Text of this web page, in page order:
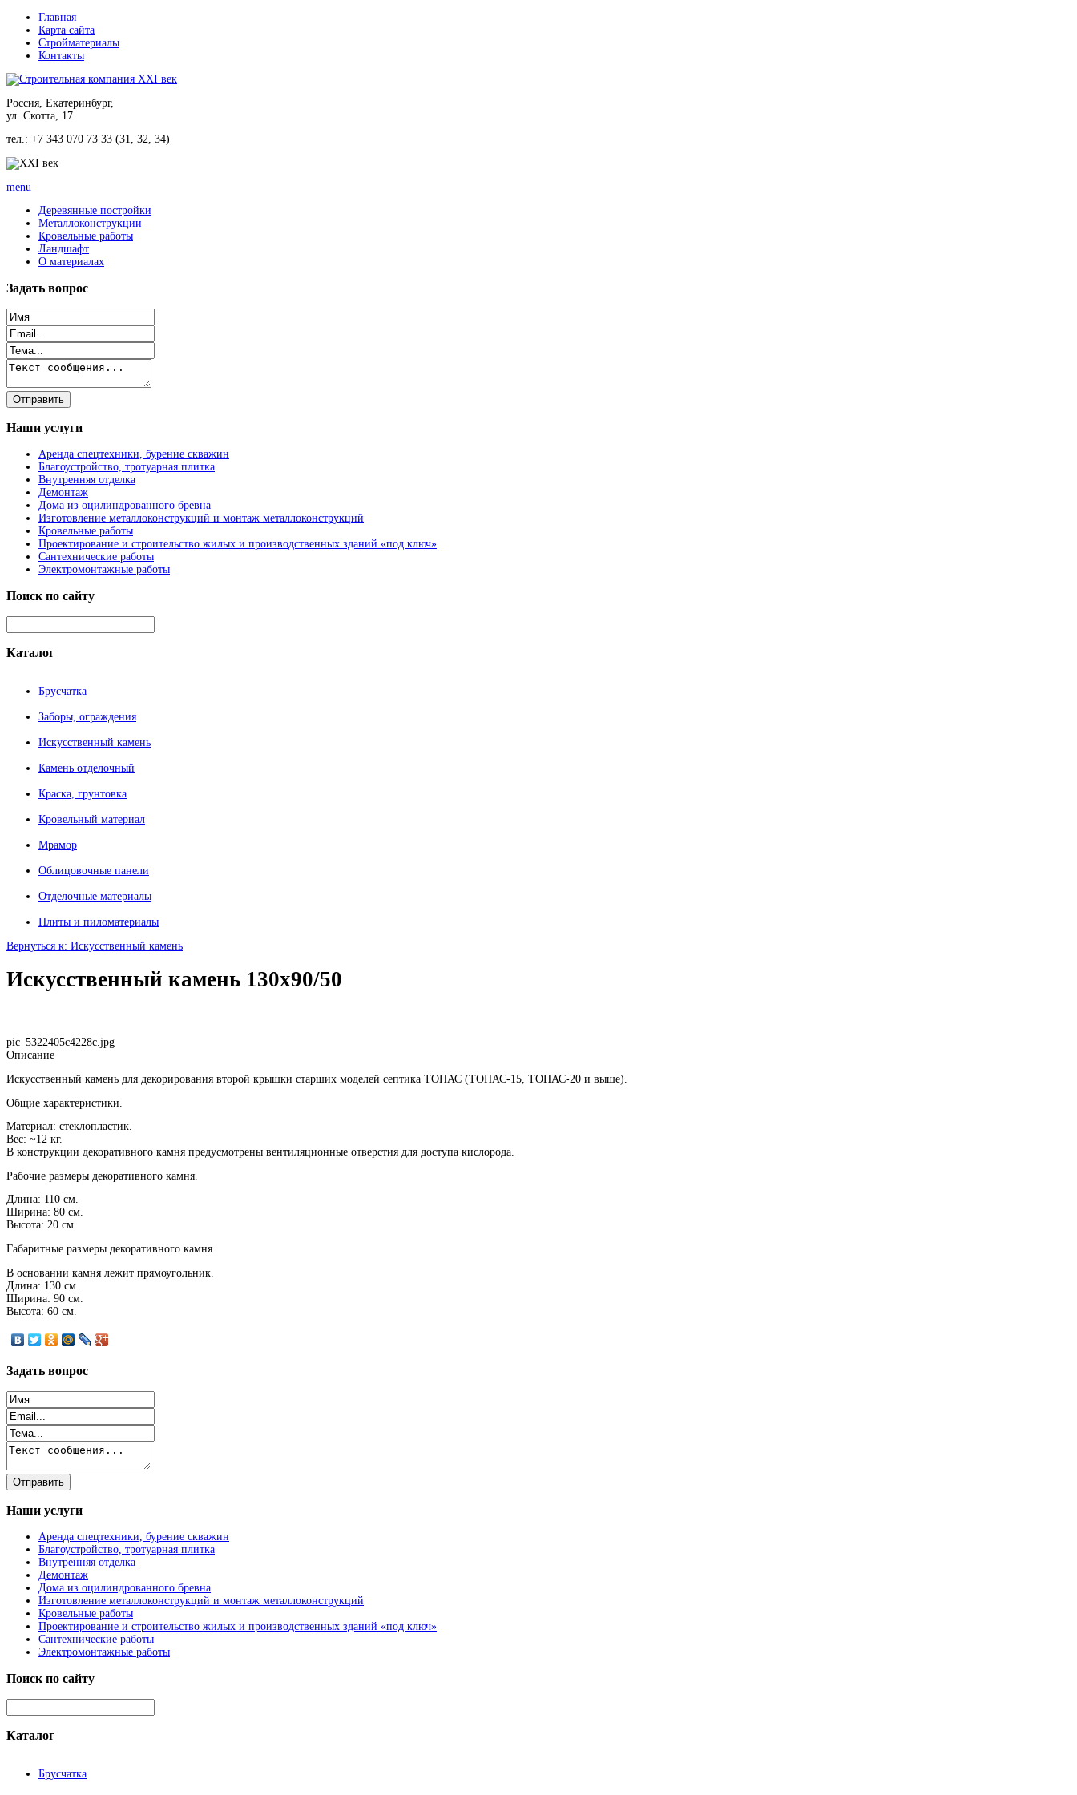
Главная
Карта сайта
Стройматериалы
Контакты
Россия, Екатеринбург,
ул. Скотта, 17
тел.: +7 343 070 73 33 (31, 32, 34)
menu
Деревянные постройки
Металлоконструкции
Кровельные работы
Ландшафт
О материалах
Задать вопрос
Наши услуги
Аренда спецтехники, бурение скважин
Благоустройство, тротуарная плитка
Внутренняя отделка
Демонтаж
Дома из оцилиндрованного бревна
Изготовление металлоконструкций и монтаж металлоконструкций
Кровельные работы
Проектирование и строительство жилых и производственных зданий «под ключ»
Сантехнические работы
Электромонтажные работы
Поиск по сайту
Каталог
Брусчатка
Заборы, ограждения
Искусственный камень
Камень отделочный
Краска, грунтовка
Кровельный материал
Мрамор
Облицовочные панели
Отделочные материалы
Плиты и пиломатериалы
Вернуться к: Искусственный камень
Искусственный камень 130х90/50
pic_5322405c4228c.jpg
Описание
Искусственный камень для декорирования второй крышки старших моделей септика ТОПАС (ТОПАС-15, ТОПАС-20 и выше).
Общие характеристики.
Материал: стеклопластик.
Вес: ~12 кг.
В конструкции декоративного камня предусмотрены вентиляционные отверстия для доступа кислорода.
Рабочие размеры декоративного камня.
Длина: 110 см.
Ширина: 80 см.
Высота: 20 см.
Габаритные размеры декоративного камня.
В основании камня лежит прямоугольник.
Длина: 130 см.
Ширина: 90 см.
Высота: 60 см.
Задать вопрос
Наши услуги
Аренда спецтехники, бурение скважин
Благоустройство, тротуарная плитка
Внутренняя отделка
Демонтаж
Дома из оцилиндрованного бревна
Изготовление металлоконструкций и монтаж металлоконструкций
Кровельные работы
Проектирование и строительство жилых и производственных зданий «под ключ»
Сантехнические работы
Электромонтажные работы
Поиск по сайту
Каталог
Брусчатка